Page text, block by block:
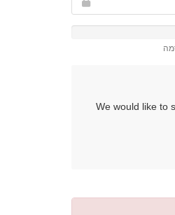
We would like to